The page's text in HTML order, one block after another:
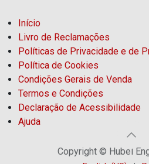
Início
Livro de Reclamações
Políticas de Privacidade e de
Política de Cookies
Condições Gerais de Venda
Termos e Condições
Declaração de Acessibilidade
Ajuda
Copyright © Hubel